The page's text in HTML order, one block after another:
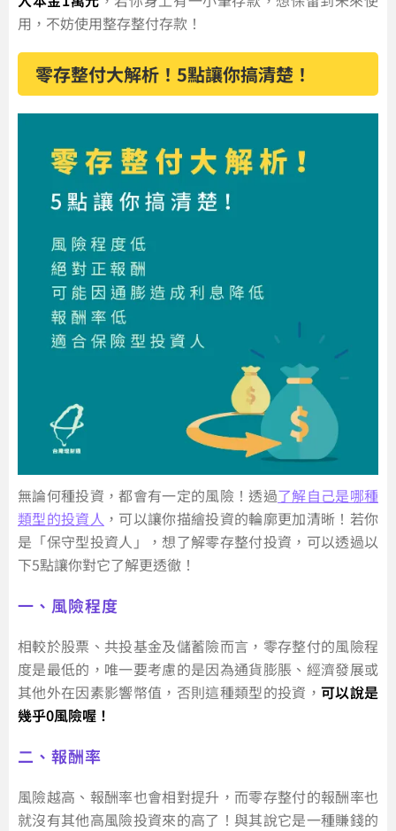
用，不妨使用整存整付存款！
零存整付大解析！5點讓你搞清楚！
無論何種投資，都會有一定的風險！透過了解自己是哪種
類型的投資人 ，可以讓你描繪投資的輪廓更加清晰！若你
是「保守型投資人」，想了解零存整付投資，可以透過以
下5點讓你對它了解更透徹！
一、風險程度
相較於股票、共投基金及儲蓄險而言，零存整付的風險程
度是最低的，唯一要考慮的是因為通貨膨脹、經濟發展或
其他外在因素影響幣值，否則這種類型的投資， 可以說是
幾乎0風險喔！
二、報酬率
風險越高、報酬率也會相對提升，而零存整付的報酬率也
就沒有其他高風險投資來的高了！與其說它是一種賺錢的